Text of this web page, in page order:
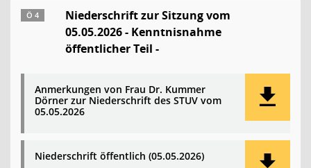
Ö 4
Niederschrift zur Sitzung vom
05.05.2026 - Kenntnisnahme
öffentlicher Teil -
Anmerkungen von Frau Dr. Kummer
Dörner zur Niederschrift des STUV vom
05.05.2026
Niederschrift öffentlich (05.05.2026)